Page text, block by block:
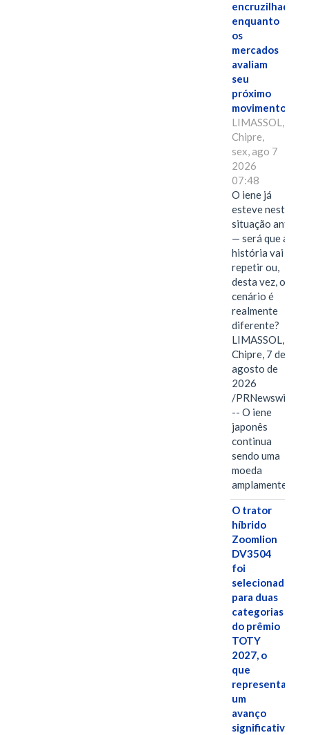
encruzilhada
enquanto
os
mercados
avaliam
seu
próximo
movimento.
LIMASSOL,
Chipre,
sex, ago 7
2026
07:48
O iene já
esteve nesta
situação antes
— será que a
história vai se
repetir ou,
desta vez, o
cenário é
realmente
diferente?
LIMASSOL,
Chipre, 7 de
agosto de
2026
/PRNewswire/
-- O iene
japonês
continua
sendo uma
moeda
amplamente…
O trator
híbrido
Zoomlion
DV3504
foi
selecionado
para duas
categorias
do prêmio
TOTY
2027, o
que
representa
um
avanço
significativo